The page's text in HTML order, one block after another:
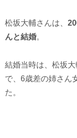
松坂大輔さんは、
んと結婚。
結婚当時は、松坂
で、6歳差の姉さん
た。